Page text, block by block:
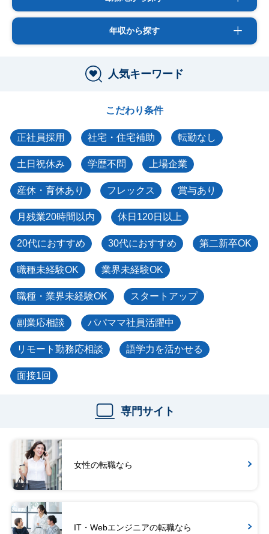
年収から探す
人気キーワード
こだわり条件
正社員採用 社宅・住宅補助 転勤なし
土日祝休み 学歴不問 上場企業
産休・育休あり フレックス 賞与あり
月残業20時間以内 休日120日以上
20代におすすめ 30代におすすめ 第二新卒OK
職種未経験OK 業界未経験OK
職種・業界未経験OK スタートアップ
副業応相談 パパママ社員活躍中
リモート勤務応相談 語学力を活かせる
面接1回
専門サイト
女性の転職なら
IT・Webエンジニアの転職なら